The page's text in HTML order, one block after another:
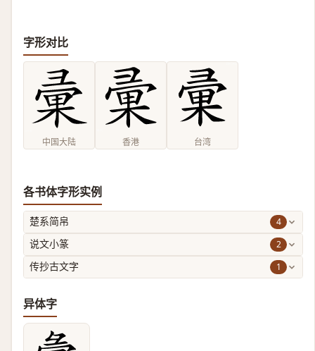
字形对比
中国大陆 香港 台湾
各书体字形实例
楚系简帛 4
说文小篆 2
传抄古文字 1
异体字